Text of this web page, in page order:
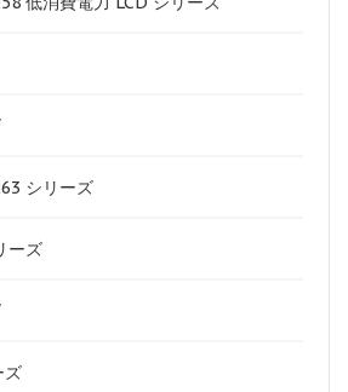
シリーズ
ーズ
ズ